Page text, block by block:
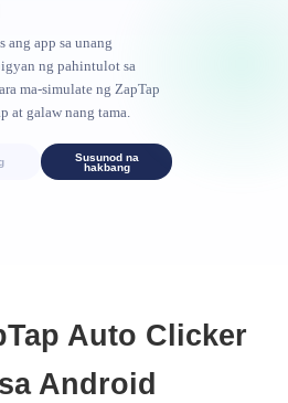
ang app sa unang
ng pahintulot sa
ma-simulate ng ZapTap
at galaw nang tama.
Susunod na
hakbang
Auto Clicker
Android